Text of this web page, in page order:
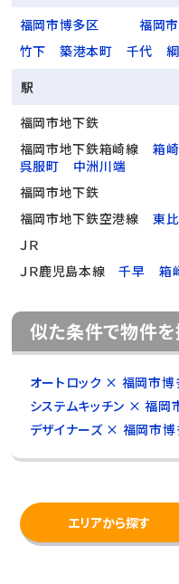
福岡市博多区
福岡
竹下
築港本町 千代
駅
福岡市地下鉄
福岡市地下鉄箱崎線
箱
呉服町
中洲川端
福岡市地下鉄
福岡市地下鉄空港線
東
ＪＲ
ＪＲ鹿児島本線
千早 箱
似た条件で物件
オートロック × 福岡市博
システムキッチン × 福岡
デザイナーズ × 福岡市博
エリアから探す